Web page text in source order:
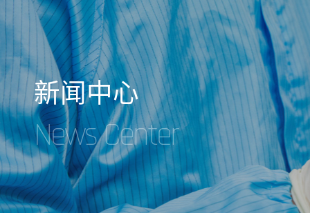
新闻中心
News Center